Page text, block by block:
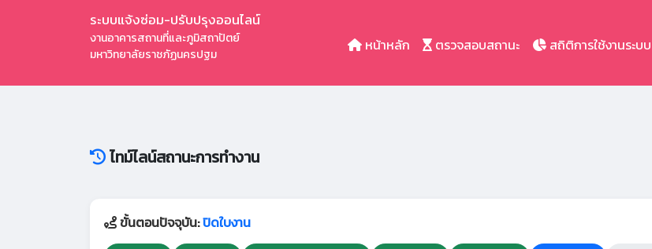
ระบบแจ้งซ่อม-ปรับปรุงออนไลน์
งานอาคารสถานที่และภูมิสถาปัตย์
มหาวิทยาลัยราชภัฏนครปฐม
หน้าหลัก ตรวจสอบสถานะ สถิติการใช้งานระบบ
ไทม์ไลน์สถานะการทำงาน
ขั้นตอนปัจจุบัน:ปิดใบงาน